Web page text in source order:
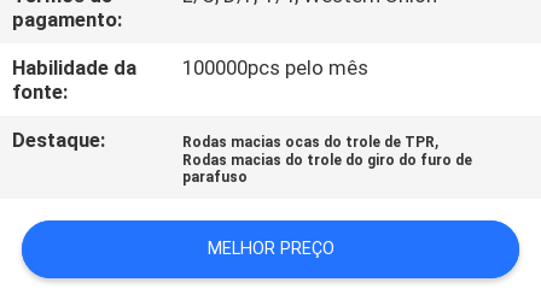
PEÇA
UMAS
DO
SITE
pagamento:
Habilidade da
fonte:
100000pcs pelo mês
Destaque: Rodas macias ocas do trole de TPR,
Rodas macias do trole do giro do furo de
parafuso
MELHOR PREÇO